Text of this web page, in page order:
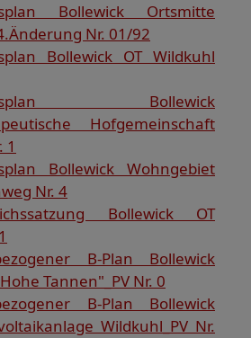
Bollewick Ortsmitte
Nr. 01/92
Bollewick OT Wildkuhl
Bollewick
Hofgemeinschaft
1
Bollewick Wohngebiet
Nr. 4
Bollewick OT
B-Plan Bollewick
Tannen"_PV Nr. 0
B-Plan Bollewick
Wildkuhl_PV Nr.